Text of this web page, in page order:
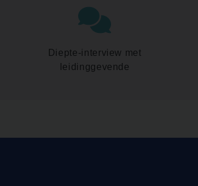
Diepte-interview met
leidinggevende